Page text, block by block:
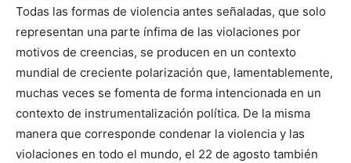
Todas las formas de violencia antes señaladas, que solo
representan una parte ínfima de las violaciones por
motivos de creencias, se producen en un contexto
mundial de creciente polarización que, lamentablemente,
muchas veces se fomenta de forma intencionada en un
contexto de instrumentalización política. De la misma
manera que corresponde condenar la violencia y las
violaciones en todo el mundo, el 22 de agosto también